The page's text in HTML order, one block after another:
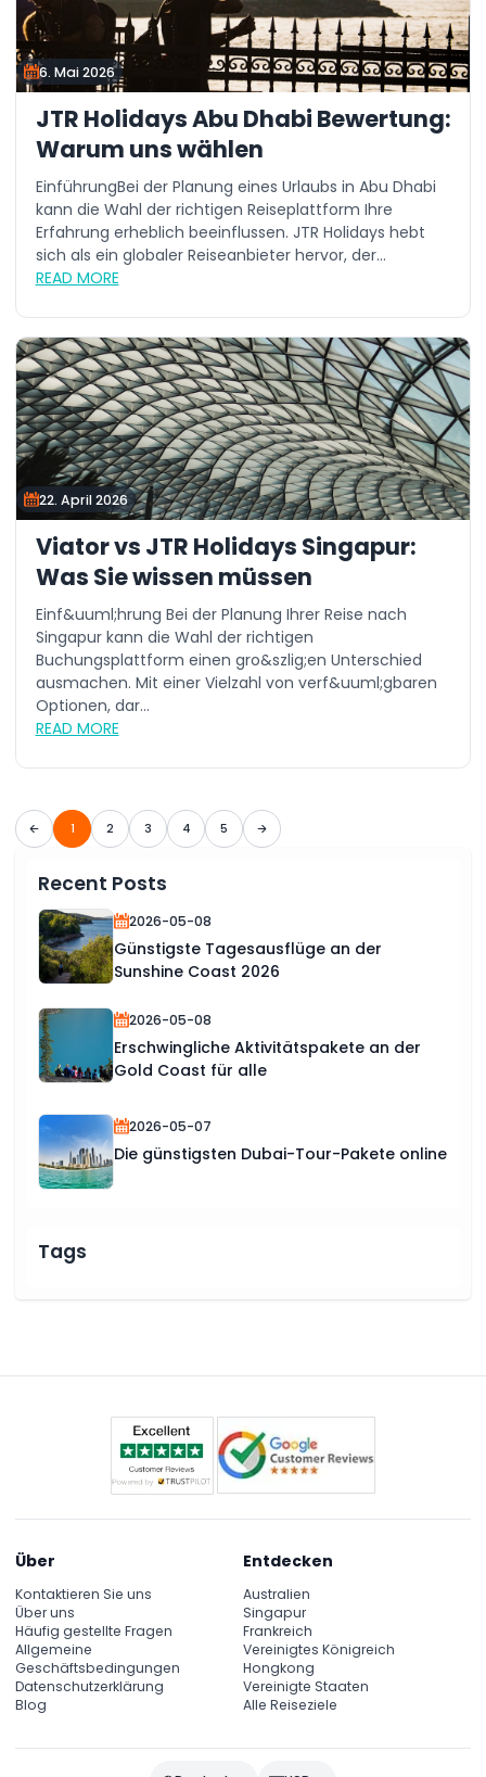
6. Mai 2026
JTR Holidays Abu Dhabi Bewertung:
Warum uns wählen
EinführungBei der Planung eines Urlaubs in Abu Dhabi
kann die Wahl der richtigen Reiseplattform Ihre
Erfahrung erheblich beeinflussen. JTR Holidays hebt
sich als ein globaler Reiseanbieter hervor, der...
READ MORE
22. April 2026
Viator vs JTR Holidays Singapur:
Was Sie wissen müssen
Einf&uuml;hrung Bei der Planung Ihrer Reise nach
Singapur kann die Wahl der richtigen
Buchungsplattform einen gro&szlig;en Unterschied
ausmachen. Mit einer Vielzahl von verf&uuml;gbaren
Optionen, dar...
READ MORE
1 2 3 4 5
Recent Posts
2026-05-08
Günstigste Tagesausflüge an der
Sunshine Coast 2026
2026-05-08
Erschwingliche Aktivitätspakete an der
Gold Coast für alle
2026-05-07
Die günstigsten Dubai-Tour-Pakete online
Tags
Über
Kontaktieren Sie uns
Über uns
Häufig gestellte Fragen
Allgemeine
Geschäftsbedingungen
Datenschutzerklärung
Blog
Entdecken
Australien
Singapur
Frankreich
Vereinigtes Königreich
Hongkong
Vereinigte Staaten
Alle Reiseziele